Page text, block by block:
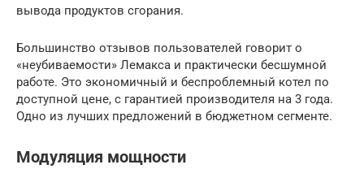
вывода продуктов сгорания.
Большинство отзывов пользователей говорит о
«неубиваемости» Лемакса и практически бесшумной
работе. Это экономичный и беспроблемный котел по
доступной цене, с гарантией производителя на 3 года.
Одно из лучших предложений в бюджетном сегменте.
Модуляция мощности